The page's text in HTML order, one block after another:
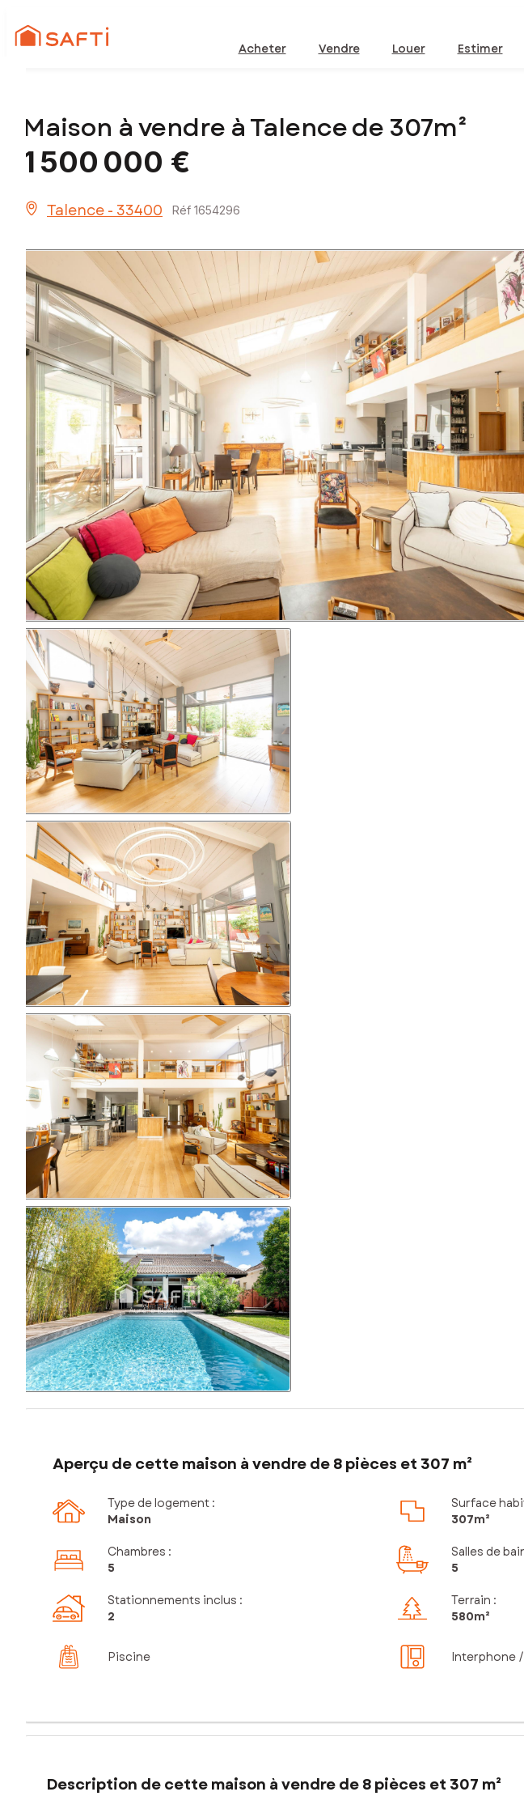
Acheter Vendre Louer Estimer
Maison à vendre à Talence de 307m²
1 500 000 €
Talence - 33400 Réf 1654296
Aperçu de cette maison à vendre de 8 pièces et 307 m²
Type de logement :
Maison
Surface
307m²
Chambres :
5
Salles de
5
Stationnements inclus :
2
Terrain :
580m²
Piscine Interphone
Description de cette maison à vendre de 8 pièces et 307 m²